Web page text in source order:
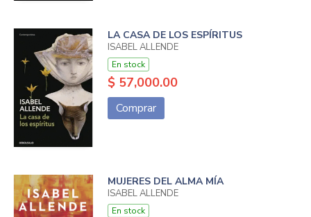
LA CASA DE LOS ESPÍRITUS
ISABEL ALLENDE
En stock
$ 57,000.00
Comprar
MUJERES DEL ALMA MÍA
ISABEL ALLENDE
En stock